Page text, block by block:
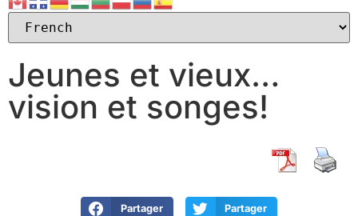
Jeunes et vieux…
vision et songes!
Partager Partager